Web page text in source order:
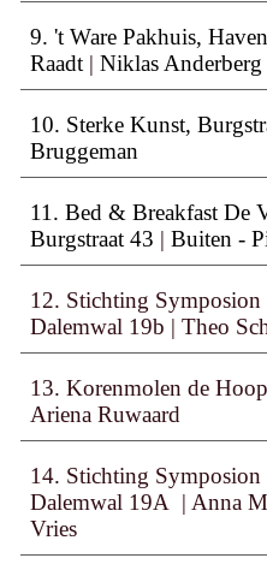
9. 't Ware Pakhuis,
Raadt | Niklas Anderberg
10. Sterke Kunst,
Bruggeman
11. Bed & Breakfast De
Burgstraat 43 | Buiten -
1 2. Stichting
Dalemwal 19b | Theo
13. Korenmolen de
Ariena Ruwaard
14. Stichting Symposion
Dalemwal 19A | Anna
Vries